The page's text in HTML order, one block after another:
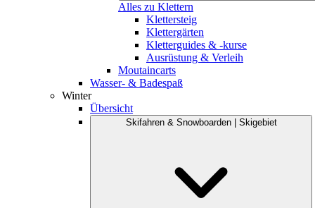
Alles zu Klettern
Klettersteig
Klettergärten
Kletterguides & -kurse
Ausrüstung & Verleih
Moutaincarts
Wasser- & Badespaß
Winter
Übersicht
Skifahren & Snowboarden | Skigebiet